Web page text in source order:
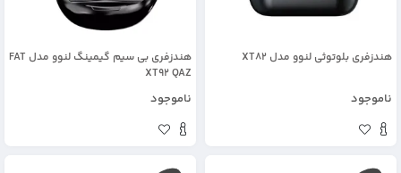
هندزفری بلوتوثی لنوو مدل XT82
ناموجود
هندزفری بی سیم گیمینگ لنوو مدل FAT
XT92 QAZ
ناموجود